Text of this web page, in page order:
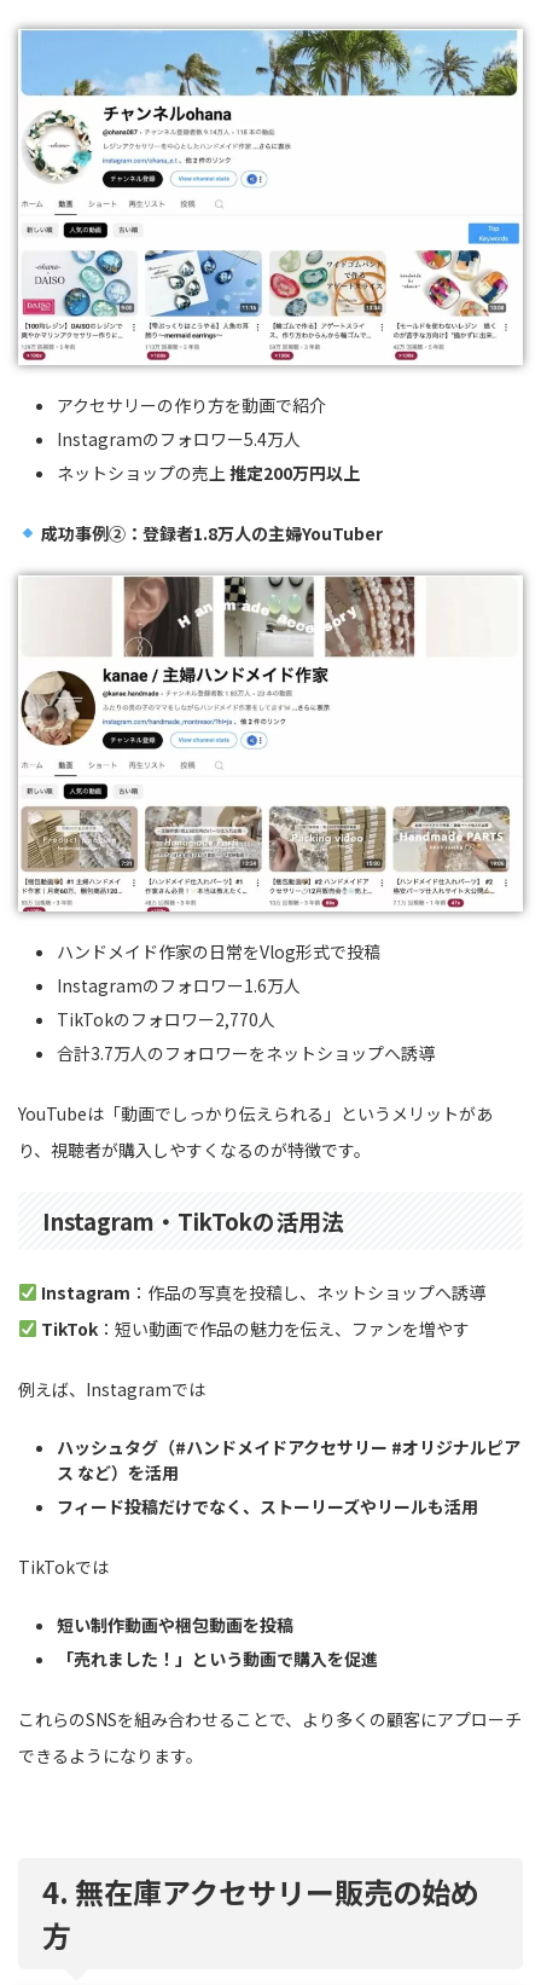
アクセサリーの作り方を動画で紹介
Instagramのフォロワー5.4万人
ネットショップの売上推定200万円以上
成功事例②：登録者1.8万人の主婦YouTuber
ハンドメイド作家の日常をVlog形式で投稿
Instagramのフォロワー1.6万人
TikTokのフォロワー2,770人
合計3.7万人のフォロワーをネットショップへ誘導
YouTubeは「動画でしっかり伝えられる」というメリットがあ
り、視聴者が購入しやすくなるのが特徴です。
Instagram・TikTokの活用法
Instagram ：作品の写真を投稿し、ネットショップへ誘導
TikTok：短い動画で作品の魅力を伝え、ファンを増やす
例えば、Instagramでは
ハッシュタグ（#ハンドメイドアクセサリー #オリジナルピア
ス など）を活用
フィード投稿だけでなく、ストーリーズやリールも活用
TikTokでは
短い制作動画や梱包動画を投稿
「売れました！」という動画で購入を促進
これらのSNSを組み合わせることで、より多くの顧客にアプローチ
できるようになります。
4. 無在庫アクセサリー販売の始め
方